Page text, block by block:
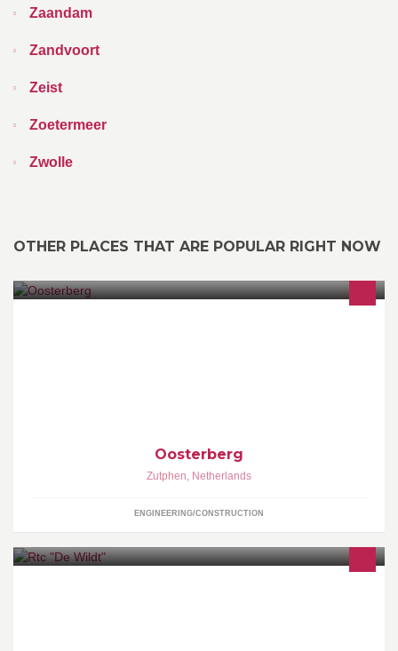
Zaandam
Zandvoort
Zeist
Zoetermeer
Zwolle
OTHER PLACES THAT ARE POPULAR RIGHT NOW
Oosterberg
Zutphen, Netherlands
ENGINEERING/CONSTRUCTION